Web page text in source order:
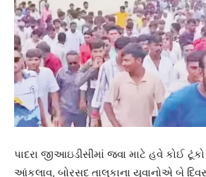
પાદરા જીઆઇડીસીમાં જવા માટે હવે કોઈ ટૂંકો
આંકલાવ, બોરસદ તાલુકાના યુવાનોએ બે